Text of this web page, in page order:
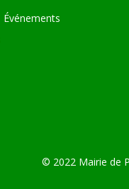
Événements
© 2022 Mairie de